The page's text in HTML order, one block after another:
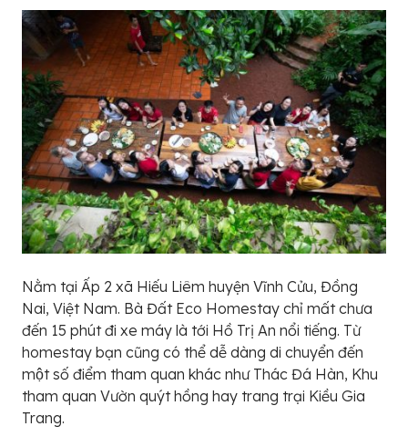
Nằm tại Ấp 2 xã Hiếu Liêm huyện Vĩnh Cửu, Đồng
Nai, Việt Nam. Bà Đất Eco Homestay chỉ mất chưa
đến 15 phút đi xe máy là tới Hồ Trị An nổi tiếng. Từ
homestay bạn cũng có thể dễ dàng di chuyển đến
một số điểm tham quan khác như Thác Đá Hàn, Khu
tham quan Vườn quýt hồng hay trang trại Kiều Gia
Trang.